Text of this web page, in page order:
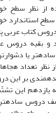
نظر سطح
استاندارد
کتاب عربی
و بقیه دروس
یا
نظر تعداد
بر این
یازدهم این
دروس